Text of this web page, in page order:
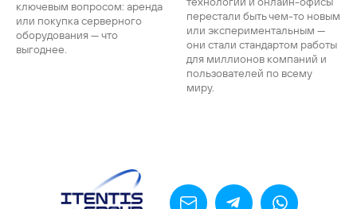
ключевым вопросом: аренда
или покупка серверного
оборудования — что
выгоднее.
перестали быть чем-то новым
или экспериментальным —
они стали стандартом работы
для миллионов компаний и
пользователей по всему
миру.